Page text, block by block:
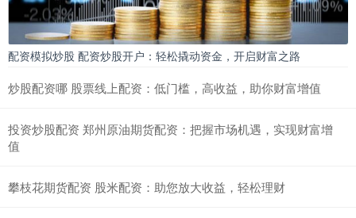
配资模拟炒股 配资炒股开户：轻松撬动资金，开启财富之路
炒股配资哪 股票线上配资：低门槛，高收益，助你财富增值
投资炒股配资 郑州原油期货配资：把握市场机遇，实现财富增
值
攀枝花期货配资 股米配资：助您放大收益，轻松理财